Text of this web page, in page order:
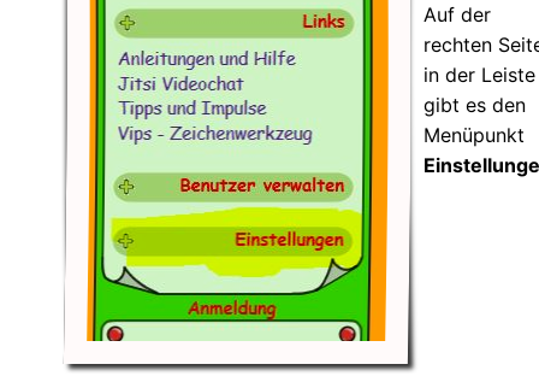
Auf der
rechten
in der Leiste
gibt es den
Menüpunkt